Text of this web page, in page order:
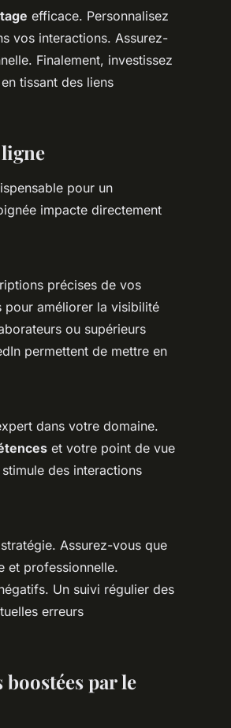
efficace. Personnalisez
vos interactions. Assurez-
Finalement, investissez
tissant des liens
pour un
impacte directement
précises de vos
pour améliorer la visibilité
ou supérieurs
permettent de mettre en
dans votre domaine.
et votre point de vue
des interactions
Assurez-vous que
et professionnelle.
Un suivi régulier des
erreurs
boostées par le